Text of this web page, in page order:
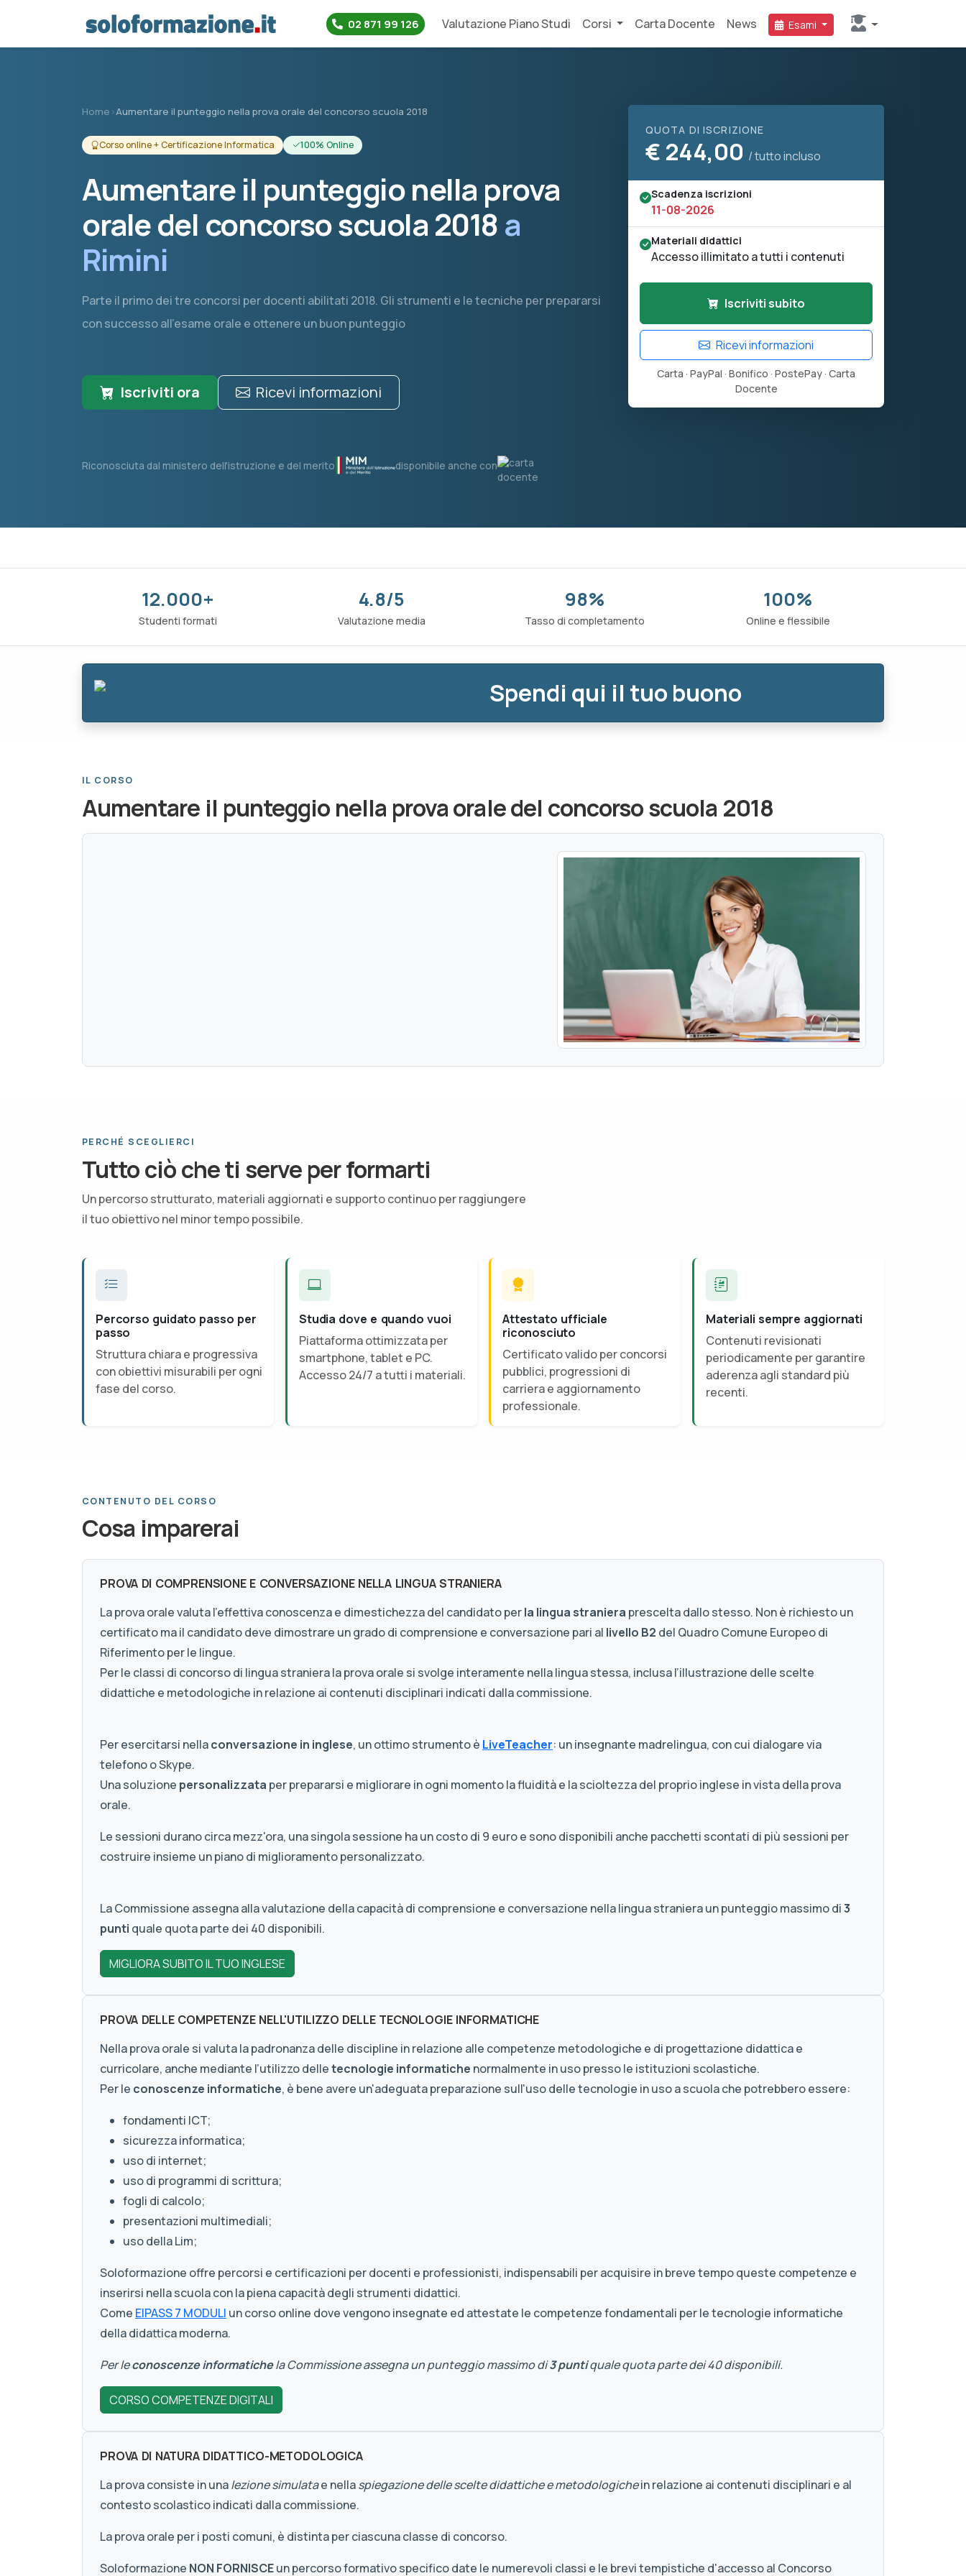
02 871 99 126 Valutazione Piano Studi Corsi Carta Docente News Esami
Home ›Aumentare il punteggio nella prova orale del concorso scuola 2018
Corso online + Certificazione Informatica 100% Online
Aumentare il punteggio nella prova
orale del concorso scuola 2018a
Rimini
Parte il primo dei tre concorsi per docenti abilitati 2018. Gli strumenti e le tecniche per prepararsi
con successo all'esame orale e ottenere un buon punteggio
Iscriviti ora Ricevi informazioni
Riconosciuta dal ministero dell'istruzione e del merito disponibile anche con
QUOTA DI ISCRIZIONE
€ 244,00 / tutto incluso
Scadenza iscrizioni
11-08-2026
Materiali didattici
Accesso illimitato a tutti i contenuti
Iscriviti subito
Ricevi informazioni
Carta · PayPal · Bonifico · PostePay · Carta
Docente
12.000+
Studenti formati
4.8/5
Valutazione media
98%
Tasso di completamento
100%
Online e flessibile
Spendi qui il tuo buono
IL CORSO
Aumentare il punteggio nella prova orale del concorso scuola 2018
PERCHÉ SCEGLIERCI
Tutto ciò che ti serve per formarti
Un percorso strutturato, materiali aggiornati e supporto continuo per raggiungere
il tuo obiettivo nel minor tempo possibile.
Percorso guidato passo per
passo
Struttura chiara e progressiva
con obiettivi misurabili per ogni
fase del corso.
Studia dove e quando vuoi
Piattaforma ottimizzata per
smartphone, tablet e PC.
Accesso 24/7 a tutti i materiali.
Attestato ufficiale
riconosciuto
Certificato valido per concorsi
pubblici, progressioni di
carriera e aggiornamento
professionale.
Materiali sempre aggiornati
Contenuti revisionati
periodicamente per garantire
aderenza agli standard più
recenti.
CONTENUTO DEL CORSO
Cosa imparerai
PROVA DI COMPRENSIONE E CONVERSAZIONE NELLA LINGUA STRANIERA
La prova orale valuta l'effettiva conoscenza e dimestichezza del candidato perla lingua straniera prescelta dallo stesso. Non è richiesto un
certificato ma il candidato deve dimostrare un grado di comprensione e conversazione pari al livello B2 del Quadro Comune Europeo di
Riferimento per le lingue.
Per le classi di concorso di lingua straniera la prova orale si svolge interamente nella lingua stessa, inclusa l’illustrazione delle scelte
didattiche e metodologiche in relazione ai contenuti disciplinari indicati dalla commissione.
Per esercitarsi nellaconversazione in inglese, un ottimo strumento è LiveTeacher: un insegnante madrelingua, con cui dialogare via
telefono o Skype.
Una soluzione personalizzata per prepararsi e migliorare in ogni momento la fluidità e la scioltezza del proprio inglese in vista della prova
orale.
Le sessioni durano circa mezz'ora, una singola sessione ha un costo di 9 euro e sono disponibili anche pacchetti scontati di più sessioni per
costruire insieme un piano di miglioramento personalizzato.
La Commissione assegna alla valutazione della capacità di comprensione e conversazione nella lingua straniera un punteggio massimo di3
punti quale quota parte dei 40 disponibili.
MIGLIORA SUBITO IL TUO INGLESE
PROVA DELLE COMPETENZE NELL'UTILIZZO DELLE TECNOLOGIE INFORMATICHE
Nella prova orale si valuta la padronanza delle discipline in relazione alle competenze metodologiche e di progettazione didattica e
curricolare, anche mediante l’utilizzo delletecnologie informatiche normalmente in uso presso le istituzioni scolastiche.
Per le conoscenze informatiche, è bene avere un'adeguata preparazione sull'uso delle tecnologie in uso a scuola che potrebbero essere:
fondamenti ICT;
sicurezza informatica;
uso di internet;
uso di programmi di scrittura;
fogli di calcolo;
presentazioni multimediali;
uso della Lim;
Soloformazione offre percorsi e certificazioni per docenti e professionisti, indispensabili per acquisire in breve tempo queste competenze e
inserirsi nella scuola con la piena capacità degli strumenti didattici.
Come EIPASS 7 MODULI un corso online dove vengono insegnate ed attestate le competenze fondamentali per le tecnologie informatiche
della didattica moderna.
Per leconoscenze informatichela Commissione assegna un punteggio massimo di3 puntiquale quota parte dei 40 disponibili.
CORSO COMPETENZE DIGITALI
PROVA DI NATURA DIDATTICO-METODOLOGICA
La prova consiste in unalezione simulatae nellaspiegazione delle scelte didattiche e metodologichein relazione ai contenuti disciplinari e al
contesto scolastico indicati dalla commissione.
La prova orale per i posti comuni, è distinta per ciascuna classe di concorso.
Soloformazione NON FORNISCEun percorso formativo specifico date le numerevoli classi e le brevi tempistiche d'accesso al Concorso